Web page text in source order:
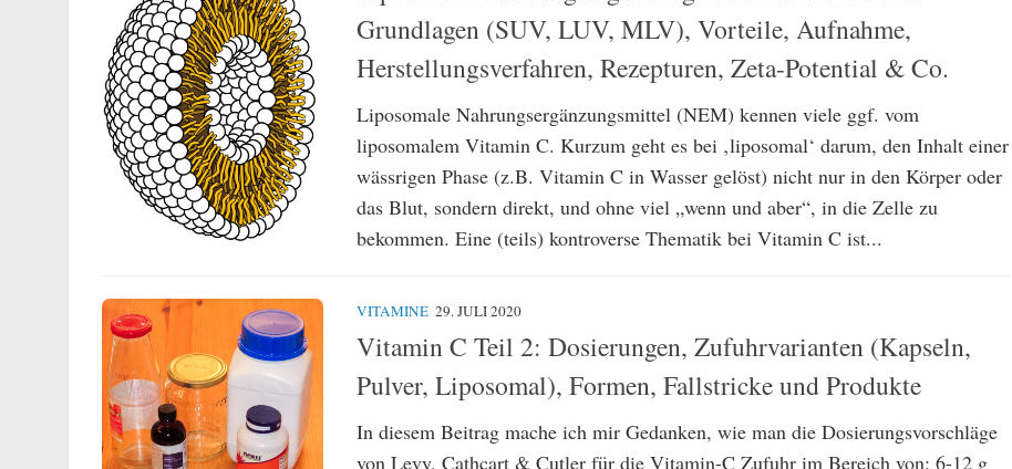
Grundlagen (SUV, LUV, MLV), Vorteile, Aufnahme,
Herstellungsverfahren, Rezepturen, Zeta-Potential & Co.
Liposomale Nahrungsergänzungsmittel (NEM) kennen viele ggf. vom
liposomalem Vitamin C. Kurzum geht es bei ‚liposomal‘ darum, den Inhalt einer
wässrigen Phase (z.B. Vitamin C in Wasser gelöst) nicht nur in den Körper oder
das Blut, sondern direkt, und ohne viel „wenn und aber“, in die Zelle zu
bekommen. Eine (teils) kontroverse Thematik bei Vitamin C ist...
VITAMINE 29. JULI 2020
Vitamin C Teil 2: Dosierungen, Zufuhrvarianten (Kapseln,
Pulver, Liposomal), Formen, Fallstricke und Produkte
In diesem Beitrag mache ich mir Gedanken, wie man die Dosierungsvorschläge
von Levy, Cathcart & Cutler für die Vitamin-C Zufuhr im Bereich von: 6-12 g